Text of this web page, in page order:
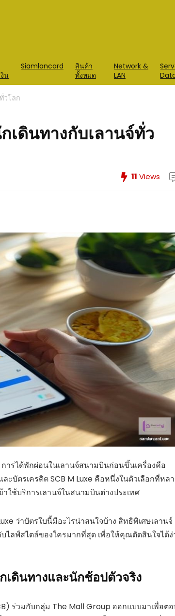
น
Siamlancard
สินค้า
ทั้งหมด
Network &
LAN
วโลก
เดินทางกับเลานจ์ทั่ว
11 Views
ารได้พักผ่อนในเลานจ์สนามบินก่อนขึ้นเครื่องคือ
ะบัตรเครดิต SCB M Luxe คือหนึ่งในตัวเลือกที่หล
ใช้บริการเลานจ์ในสนามบินต่างประเทศ
ว่าบัตรใบนี้มีอะไรน่าสนใจบ้าง สิทธิพิเศษเลานจ์
ลฟ์สไตล์ของใครมากที่สุด เพื่อให้คุณตัดสินใจได้ง่
เดินทางและนักช้อปตัวจริง
ร่วมกับกลุ่ม The Mall Group ออกแบบมาเพื่อต